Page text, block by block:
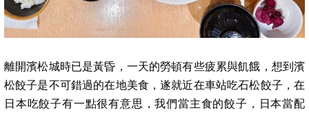
離開濱松城時已是黃昏，一天的勞頓有些疲累與飢餓，想到濱
松餃子是不可錯過的在地美食，遂就近在車站吃石松餃子，在
日本吃餃子有一點很有意思，我們當主食的餃子，日本當配